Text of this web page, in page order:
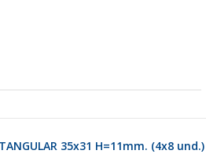
35x31 H=11mm. (4x8 und.)